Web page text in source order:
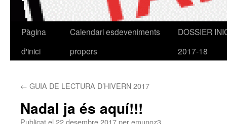
Vés
Pàgina
d'inici
Calendari esdeveniments
propers
DOSSIER
2017-18
← GUIA DE LECTURA D’HIVERN 2017
Nadal ja és aquí!!!
Publicat el 22 desembre 2017peremunoz3